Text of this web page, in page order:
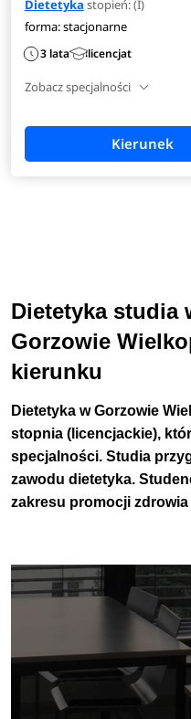
Dietetyka stopień: (I)
forma: stacjonarne
3 lata licencjat
Zobacz specjalności
Kierunek
Dietetyka studia
Gorzowie
kierunku
Dietetyka w Gorzowie
stopnia (licencjackie),
specjalności. Studia
zawodu dietetyka.
zakresu promocji